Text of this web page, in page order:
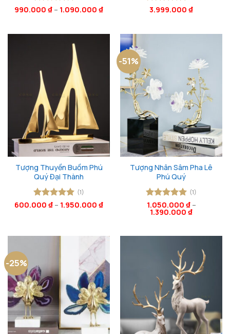
Được xếp
990.000 ₫ – 1.090.000 ₫
Được xếp
3.999.000 ₫
Tượng Thuyền Buồm Phú
Quý Đại Thành
Được xếp
(1)
600.000 ₫ – 1.950.000 ₫
-51%
Tượng Nhân Sâm Pha Lê
Phú Quý
Được xếp
hạng55
(1)
1.050.000 ₫–
1.390.000 ₫
-25%